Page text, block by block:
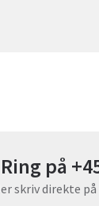
Ring på
skriv direkte på